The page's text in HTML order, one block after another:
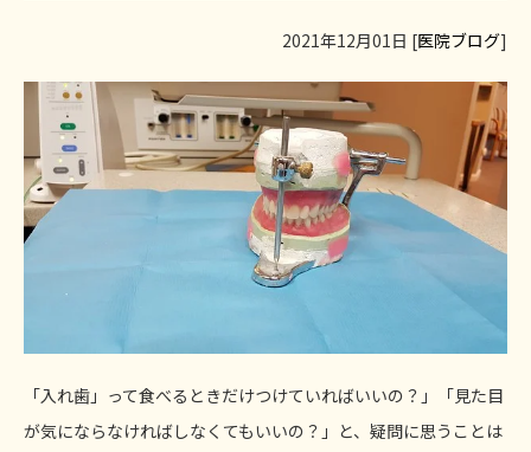
2021年12月01日 [医院ブログ]
「入れ歯」って食べるときだけつけていればいいの？」「見た目
が気にならなければしなくてもいいの？」と、疑問に思うことは